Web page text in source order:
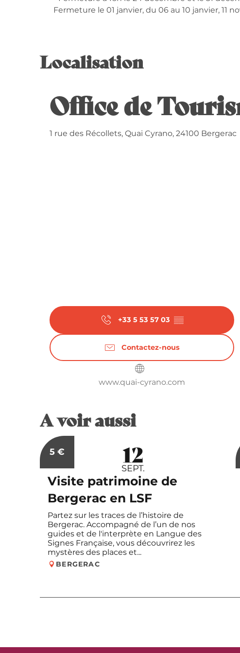
19 décembre 2026
Fermeture le 01 janvier, du 06 au 10 janvier, 11
Localisation
Office de
1 rue des Récollets, Quai Cyrano, 24100 Bergerac
+33 5 53 57 03 ▒▒
Contactez-nous
www.quai-cyrano.com
A voir aussi
5 € 12
SEPT.
Visite patrimoine de
Bergerac en LSF
Partez sur les traces de l’histoire de
Bergerac. Accompagné de l’un de nos
guides et de l'interprète en Langue des
Signes Française, vous découvrirez les
mystères des places et...
BERGERAC